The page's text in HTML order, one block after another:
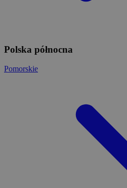
Polska północna
Pomorskie